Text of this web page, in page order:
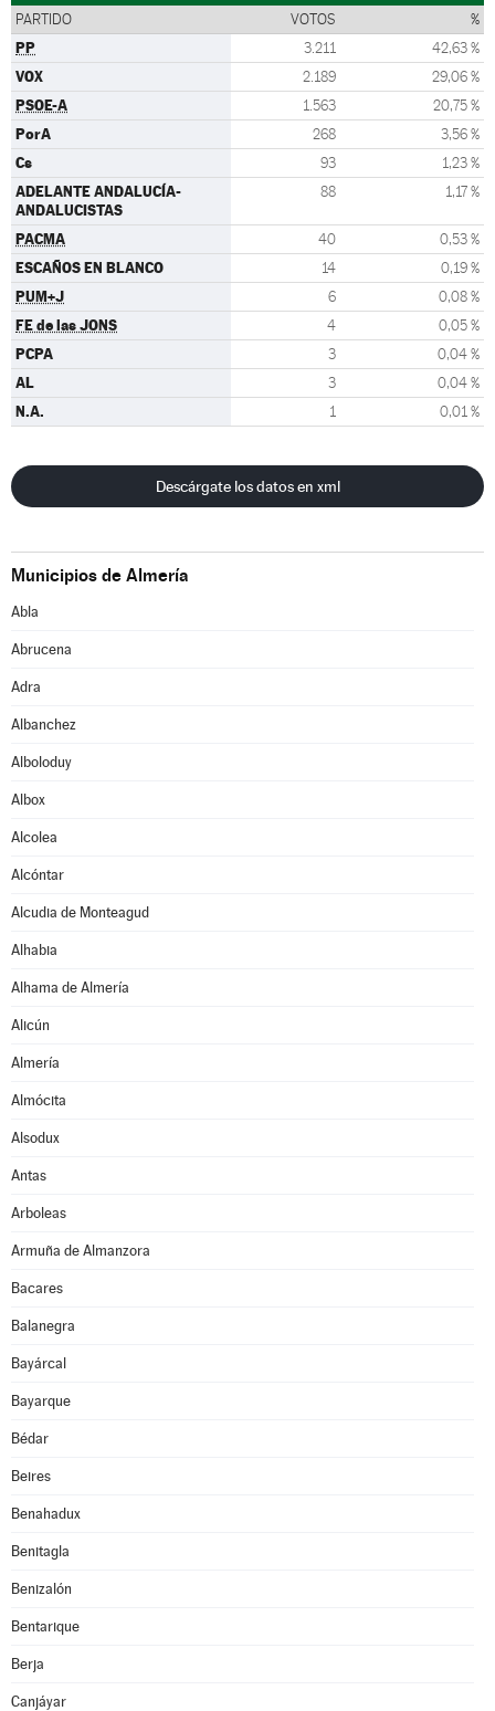
PARTIDO VOTOS %
PP 3.211 42,63 %
VOX 2.189 29,06 %
PSOE-A 1.563 20,75 %
PorA 268 3,56 %
Cs 93 1,23 %
ADELANTE ANDALUCÍA-
ANDALUCISTAS
88 1,17 %
PACMA 40 0,53 %
ESCAÑOS EN BLANCO 14 0,19 %
PUM+J 6 0,08 %
FE de las JONS 4 0,05 %
PCPA 3 0,04 %
AL 3 0,04 %
N.A. 1 0,01 %
Descárgate los datos en xml
Municipios de Almería
Abla
Abrucena
Adra
Albanchez
Alboloduy
Albox
Alcolea
Alcóntar
Alcudia de Monteagud
Alhabia
Alhama de Almería
Alicún
Almería
Almócita
Alsodux
Antas
Arboleas
Armuña de Almanzora
Bacares
Balanegra
Bayárcal
Bayarque
Bédar
Beires
Benahadux
Benitagla
Benizalón
Bentarique
Berja
Canjáyar